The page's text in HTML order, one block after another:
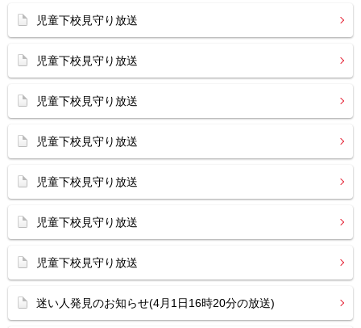
児童下校見守り放送
児童下校見守り放送
児童下校見守り放送
児童下校見守り放送
児童下校見守り放送
児童下校見守り放送
児童下校見守り放送
迷い人発見のお知らせ(4月1日16時20分の放送)